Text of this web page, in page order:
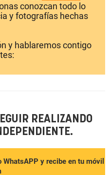
conozcan todo lo
y fotografías hechas
y hablaremos contigo
REALIZANDO
y recibe en tu móvil